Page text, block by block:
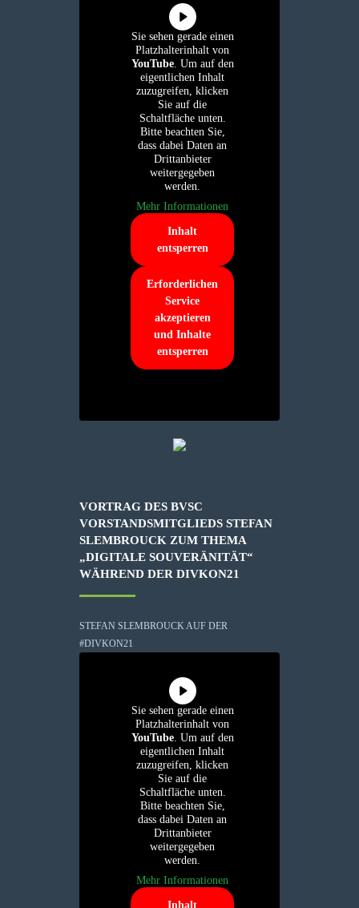
Sie sehen gerade einen
Platzhalterinhalt von
YouTube. Um auf den
eigentlichen Inhalt
zuzugreifen, klicken
Sie auf die
Schaltfläche unten.
Bitte beachten Sie,
dass dabei Daten an
Drittanbieter
weitergegeben
werden.
Mehr Informationen
Inhalt
entsperren
Erforderlichen
Service
akzeptieren
und Inhalte
entsperren
VORTRAG DES BVSC
VORSTANDSMITGLIEDS STEFAN
SLEMBROUCK ZUM THEMA
„DIGITALE SOUVERÄNITÄT“
WÄHREND DER DIVKON21
STEFAN SLEMBROUCK AUF DER
#DIVKON21
Sie sehen gerade einen
Platzhalterinhalt von
YouTube. Um auf den
eigentlichen Inhalt
zuzugreifen, klicken
Sie auf die
Schaltfläche unten.
Bitte beachten Sie,
dass dabei Daten an
Drittanbieter
weitergegeben
werden.
Mehr Informationen
Inhalt